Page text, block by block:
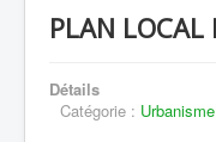
Découverte
Vie Municipale
Vie locale
PLAN LOCAL
Détails
Catégorie : Urbanisme